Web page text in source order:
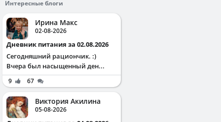
Интересные блоги
Ирина Макс
02-08-2026
Дневник питания за 02.08.2026
Сегодняшний рациончик. :)
Вчера был насыщенный ден...
9 67
Виктория Акилина
05-08-2026